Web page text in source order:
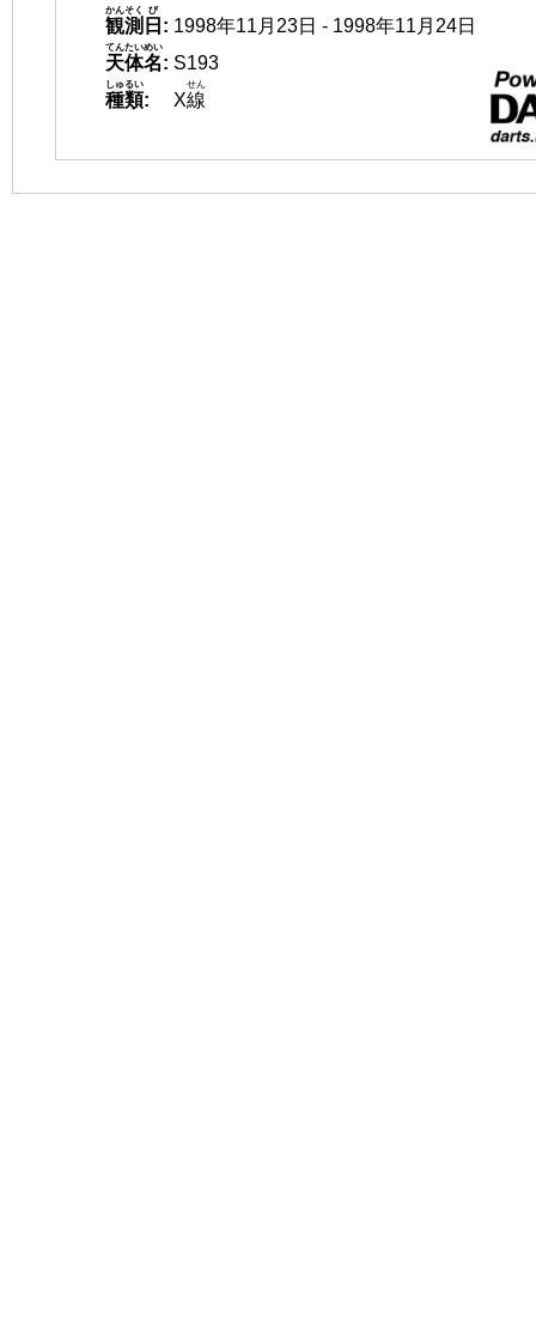
観測
かんそく
日
び
: 1998年11月23日 - 1998年11月24日
天体名
てんたいめい
: S193
種類
しゅるい
: X線
せん